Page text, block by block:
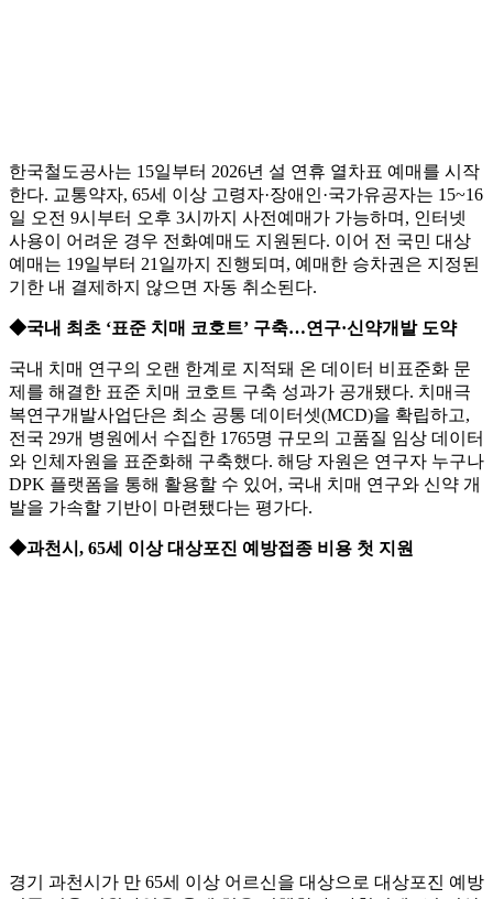
한국철도공사는 15일부터 2026년 설 연휴 열차표 예매를 시작
한다. 교통약자, 65세 이상 고령자·장애인·국가유공자는 15~16
일 오전 9시부터 오후 3시까지 사전예매가 가능하며, 인터넷
사용이 어려운 경우 전화예매도 지원된다. 이어 전 국민 대상
예매는 19일부터 21일까지 진행되며, 예매한 승차권은 지정된
기한 내 결제하지 않으면 자동 취소된다.
◆국내 최초 ‘표준 치매 코호트’ 구축…연구·신약개발 도약
국내 치매 연구의 오랜 한계로 지적돼 온 데이터 비표준화 문
제를 해결한 표준 치매 코호트 구축 성과가 공개됐다. 치매극
복연구개발사업단은 최소 공통 데이터셋(MCD)을 확립하고,
전국 29개 병원에서 수집한 1765명 규모의 고품질 임상 데이터
와 인체자원을 표준화해 구축했다. 해당 자원은 연구자 누구나
DPK 플랫폼을 통해 활용할 수 있어, 국내 치매 연구와 신약 개
발을 가속할 기반이 마련됐다는 평가다.
◆과천시, 65세 이상 대상포진 예방접종 비용 첫 지원
경기 과천시가 만 65세 이상 어르신을 대상으로 대상포진 예방